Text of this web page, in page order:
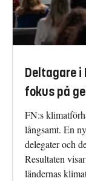
Deltagare i
fokus på
FN:s
långsamt. En
delegater och
Resultaten
ländernas